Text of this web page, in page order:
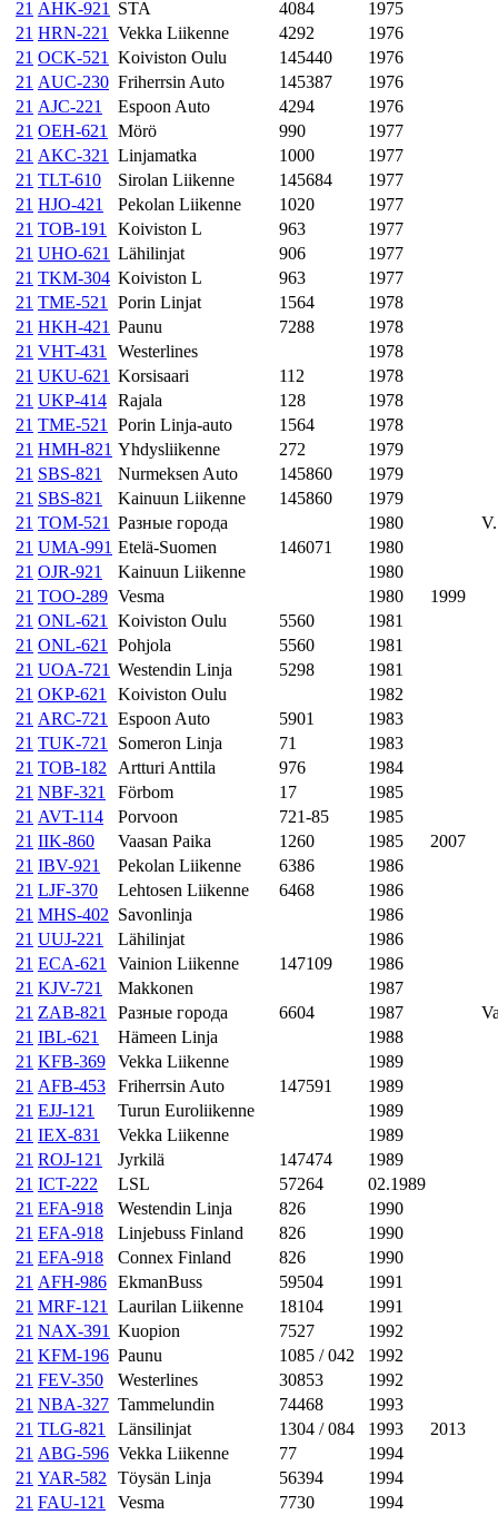
21 AHK-921 STA 4084
1975
21 HRN-221 Vekka Liikenne 4292
1976
21 OCK-521 Koiviston Oulu 145440
1976
21 AUC-230 Friherrsin Auto 145387
1976
21 AJC-221 Espoon Auto 4294
1976
21 OEH-621 Mörö 990
1977
21 AKC-321 Linjamatka 1000
1977
21 TLT-610 Sirolan Liikenne 145684
1977
21 HJO-421 Pekolan Liikenne 1020
1977
21 TOB-191 Koiviston L 963
1977
21 UHO-621 Lähilinjat 906
1977
21 TKM-304 Koiviston L 963
1977
21 TME-521 Porin Linjat 1564
1978
21 HKH-421 Paunu 7288
1978
21 VHT-431 Westerlines
1978
21 UKU-621 Korsisaari 112
1978
21 UKP-414 Rajala 128
1978
21 TME-521 Porin Linja-auto 1564
1978
21 HMH-821 Yhdysliikenne 272
1979
21 SBS-821 Nurmeksen Auto 145860
1979
21 SBS-821 Kainuun Liikenne 145860
1979
21 TOM-521 Разные города 1980
21 UMA-991 Etelä-Suomen 146071
1980
21 OJR-921 Kainuun Liikenne
1980
21 TOO-289 Vesma 1980
1999
21 ONL-621 Koiviston Oulu 5560
1981
21 ONL-621 Pohjola 5560
1981
21 UOA-721 Westendin Linja 5298
1981
21 OKP-621 Koiviston Oulu
1982
21 ARC-721 Espoon Auto 5901
1983
21 TUK-721 Someron Linja 71
1983
21 TOB-182 Artturi Anttila 976
1984
21 NBF-321 Förbom 17
1985
21 AVT-114 Porvoon 721-85
1985
21 IIK-860 Vaasan Paika 1260 1985
2007
21 IBV-921 Pekolan Liikenne 6386
1986
21 LJF-370 Lehtosen Liikenne 6468
1986
21 MHS-402 Savonlinja
1986
21 UUJ-221 Lähilinjat
1986
21 ECA-621 Vainion Liikenne 147109
1986
21 KJV-721 Makkonen
1987
21 ZAB-821 Разные города 6604 1987
21 IBL-621 Hämeen Linja
1988
21 KFB-369 Vekka Liikenne
1989
21 AFB-453 Friherrsin Auto 147591
1989
21 EJJ-121 Turun Euroliikenne
1989
21 IEX-831 Vekka Liikenne
1989
21 ROJ-121 Jyrkilä 147474
1989
21 ICT-222 LSL 57264
02.1989
21 EFA-918 Westendin Linja 826
1990
21 EFA-918 Linjebuss Finland 826
1990
21 EFA-918 Connex Finland 826
1990
21 AFH-986 EkmanBuss 59504
1991
21 MRF-121 Laurilan Liikenne 18104
1991
21 NAX-391 Kuopion 7527
1992
21 KFM-196 Paunu 1085 / 042
1992
21 FEV-350 Westerlines 30853
1992
21 NBA-327 Tammelundin 74468
1993
21 TLG-821 Länsilinjat 1304 / 084 1993
2013
21 ABG-596 Vekka Liikenne 77
1994
21 YAR-582 Töysän Linja 56394
1994
21 FAU-121 Vesma 7730
1994